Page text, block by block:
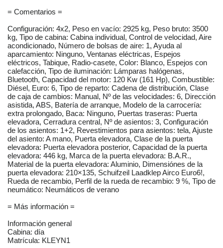
= Comentarios =
Configuración: 4x2, Peso en vacío: 2925 kg, Peso bruto: 3500
kg, Tipo de cabina: Cabina individual, Control de velocidad, Aire
acondicionado, Número de bolsas de aire: 1, Ayuda al
aparcamiento: Ninguno, Ventanas eléctricas, Espejos
eléctricos, Tabique, Radio-casete, Color: Blanco, Espejos con
calefacción, Tipo de iluminación: Lámparas halógenas,
Bluetooth, Capacidad del motor: 120 Kw (161 Hp), Combustible:
Diésel, Euro: 6, Tipo de reparto: Cadena de distribución, Clase
de caja de cambios: Manual, Nº de las velocidades: 6, Dirección
asistida, ABS, Batería de arranque, Modelo de la carrocería:
extra prolongado, Baca: Ninguno, Puertas traseras: Puerta
elevadora, Cerradura central, Nº de asientos: 3, Configuración
de los asientos: 1+2, Revestimientos para asientos: tela, Ajuste
del asiento: A mano, Puerta elevadora, Clase de la puerta
elevadora: Puerta elevadora posterior, Capacidad de la puerta
elevadora: 446 kg, Marca de la puerta elevadora: B.A.R.,
Material de la puerta elevadora: Aluminio, Dimensiónes de la
puerta elevadora: 210×135, Schuifzeil Laadklep Airco Euro6!,
Rueda de recambio, Perfil de la rueda de recambio: 9 %, Tipo de
neumático: Neumáticos de verano
= Más información =
Información general
Cabina: día
Matrícula: KLEYN1